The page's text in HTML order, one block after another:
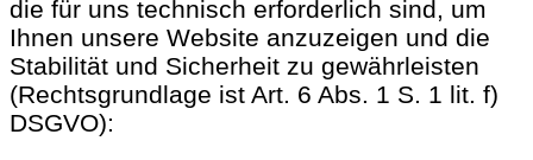
die für uns technisch erforderlich sind, um
Ihnen unsere Website anzuzeigen und die
Stabilität und Sicherheit zu gewährleisten
(Rechtsgrundlage ist Art. 6 Abs. 1 S. 1 lit. f)
DSGVO):